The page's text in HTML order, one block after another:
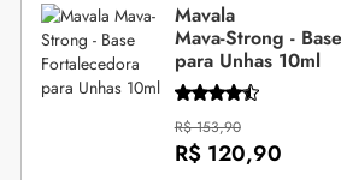
Mavala
Mava-Strong -
para Unhas 10ml
R$ 153,90
R$ 120,90